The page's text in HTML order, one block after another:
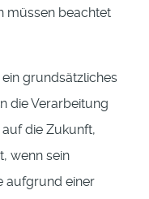
müssen beachtet
grundsätzliches
die Verarbeitung
die Zukunft,
wenn sein
aufgrund einer